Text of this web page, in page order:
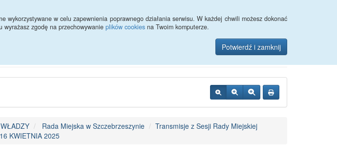
w celu zapewnienia poprawnego działania serwisu. W każdej chwili możesz dokonać
zgodę na przechowywanie plików cookies na Twoim komputerze.
Potwierdź i zamknij
Rada Miejska w Szczebrzeszynie
Transmisje z Sesji Rady Miejskiej
KWIETNIA 2025